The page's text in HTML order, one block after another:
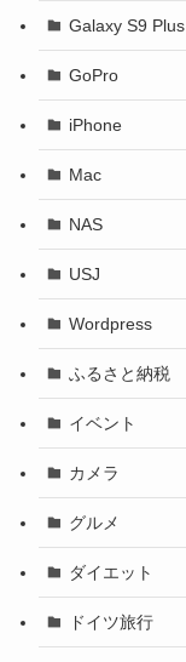
Galaxy S9 Plus
GoPro
iPhone
Mac
NAS
USJ
Wordpress
ふるさと納税
イベント
カメラ
グルメ
ダイエット
ドイツ旅行